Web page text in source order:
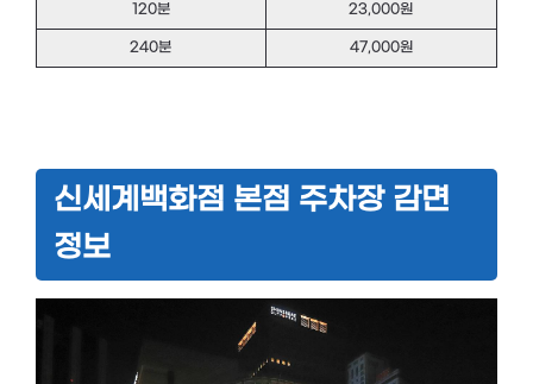
120분 23,000원
240분 47,000원
신세계백화점 본점 주차장 감면
정보